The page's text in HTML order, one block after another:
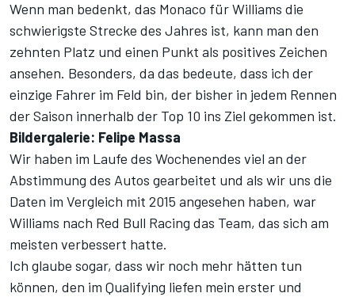
Wenn man bedenkt, das Monaco für Williams die
schwierigste Strecke des Jahres ist, kann man den
zehnten Platz und einen Punkt als positives Zeichen
ansehen. Besonders, da das bedeute, dass ich der
einzige Fahrer im Feld bin, der bisher in jedem Rennen
der Saison innerhalb der Top 10 ins Ziel gekommen ist.
Bildergalerie: Felipe Massa
Wir haben im Laufe des Wochenendes viel an der
Abstimmung des Autos gearbeitet und als wir uns die
Daten im Vergleich mit 2015 angesehen haben, war
Williams nach Red Bull Racing das Team, das sich am
meisten verbessert hatte.
Ich glaube sogar, dass wir noch mehr hätten tun
können, den im Qualifying liefen mein erster und